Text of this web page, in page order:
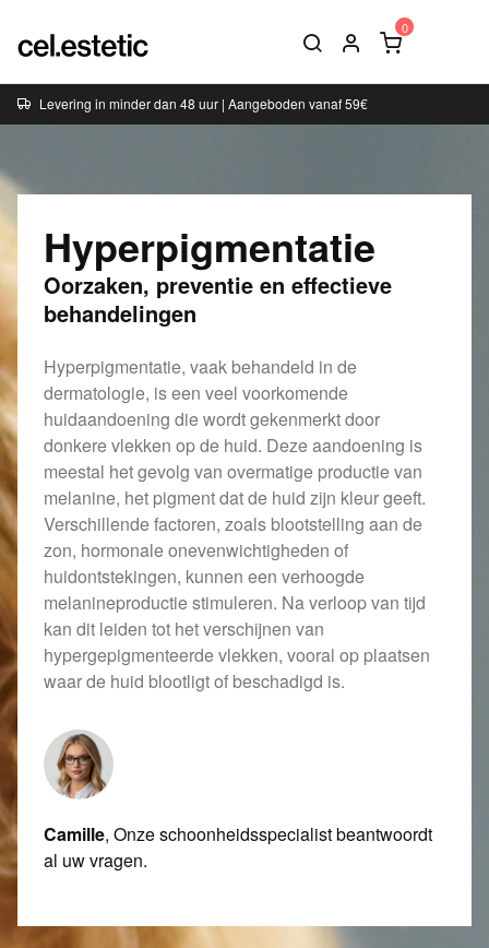
Levering in minder dan 48 uur | Aangeboden vanaf 59€
Hyperpigmentatie
Oorzaken, preventie en effectieve
behandelingen
Hyperpigmentatie, vaak behandeld in de
dermatologie, is een veel voorkomende
huidaandoening die wordt gekenmerkt door
donkere vlekken op de huid. Deze aandoening is
meestal het gevolg van overmatige productie van
melanine, het pigment dat de huid zijn kleur geeft.
Verschillende factoren, zoals blootstelling aan de
zon, hormonale onevenwichtigheden of
huidontstekingen, kunnen een verhoogde
melanineproductie stimuleren. Na verloop van tijd
kan dit leiden tot het verschijnen van
hypergepigmenteerde vlekken, vooral op plaatsen
waar de huid blootligt of beschadigd is.
Camille, Onze schoonheidsspecialist beantwoordt
al uw vragen.